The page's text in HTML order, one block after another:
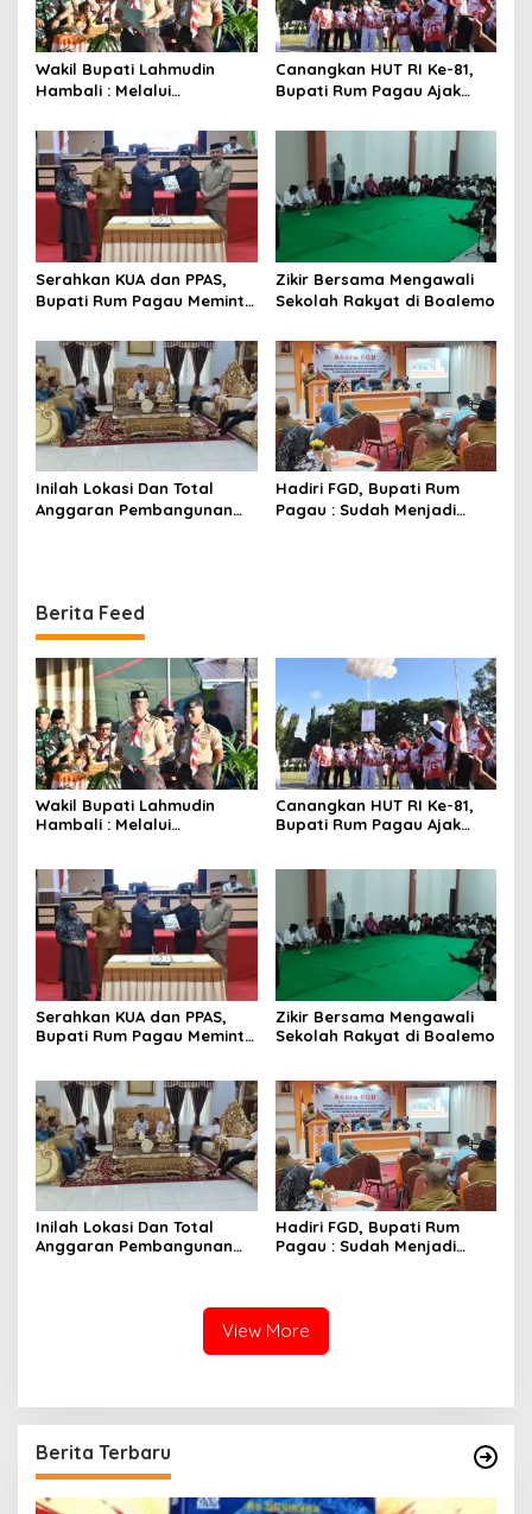
Wakil Bupati Lahmudin
Hambali : Melalui
Melaksanakan Perkemahan
Pramuka
Canangkan HUT RI Ke-81,
Bupati Rum Pagau Ajak
Serahkan KUA dan PPAS,
Bupati Rum Pagau Meminta
Zikir Bersama Mengawali
Sekolah Rakyat di Boalemo
Inilah Lokasi Dan Total
Anggaran Pembangunan
Hadiri FGD, Bupati Rum
Pagau : Sudah Menjadi
Berita Feed
Wakil Bupati Lahmudin
Hambali : Melalui
Pramuka
Canangkan HUT RI Ke-81,
Bupati Rum Pagau Ajak
Serahkan KUA dan PPAS,
Bupati Rum Pagau Meminta
Zikir Bersama Mengawali
Sekolah Rakyat di Boalemo
Inilah Lokasi Dan Total
Anggaran Pembangunan
Hadiri FGD, Bupati Rum
Pagau : Sudah Menjadi
View More
Berita Terbaru